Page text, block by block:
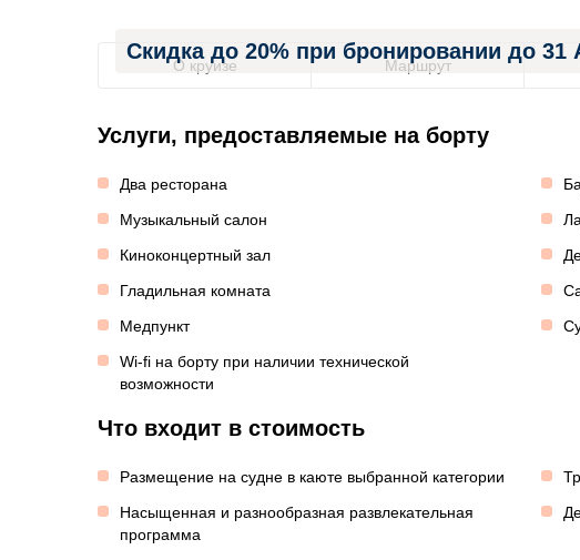
Скидка до 20% при бронировании до 31
О круизе Маршрут
Услуги, предоставляемые на борту
Два ресторана
Музыкальный салон
Киноконцертный зал
Гладильная комната
Медпункт
Wi-fi на борту при наличии технической
возможности
Что входит в стоимость
Размещение на судне в каюте выбранной категории
Насыщенная и разнообразная развлекательная
программа